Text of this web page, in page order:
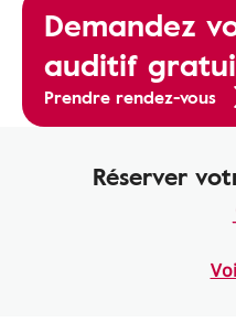
Demandez
auditif
Prendre rendez-vous
Réserver